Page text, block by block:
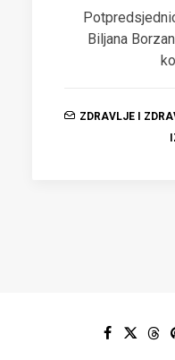
Biljana
ZDRAVLJE I